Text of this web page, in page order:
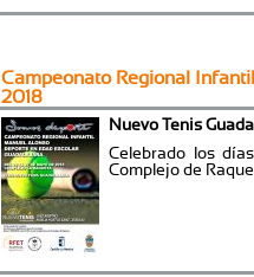
Campeonato Regional
2018
Nuevo Tenis
Celebrado los
Complejo de